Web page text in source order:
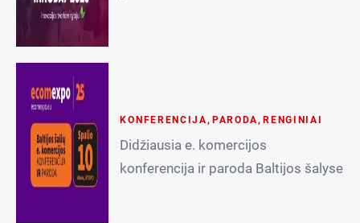
KONFERENCIJA , PARODA ,RENGINIAI
Didžiausia e. komercijos
konferencija ir paroda Baltijos šalyse